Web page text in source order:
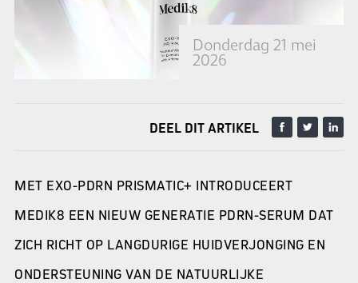
Donderdag 21 mei
2026
DEEL DIT ARTIKEL
MET EXO-PDRN PRISMATIC+ INTRODUCEERT
MEDIK8 EEN NIEUW GENERATIE PDRN-SERUM DAT
ZICH RICHT OP LANGDURIGE HUIDVERJONGING EN
ONDERSTEUNING VAN DE NATUURLIJKE